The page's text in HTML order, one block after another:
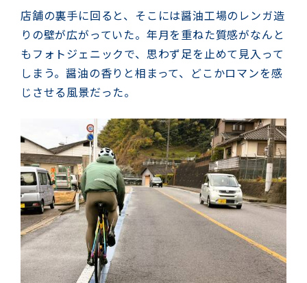
店舗の裏手に回ると、そこには醤油工場のレンガ造
りの壁が広がっていた。年月を重ねた質感がなんと
もフォトジェニックで、思わず足を止めて見入って
しまう。醤油の香りと相まって、どこかロマンを感
じさせる風景だった。